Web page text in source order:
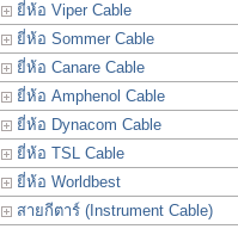
ยี่ห้อ Viper Cable
ยี่ห้อ Sommer Cable
ยี่ห้อ Canare Cable
ยี่ห้อ Amphenol Cable
ยี่ห้อ Dynacom Cable
ยี่ห้อ TSL Cable
ยี่ห้อ Worldbest
สายกีตาร์ (Instrument Cable)